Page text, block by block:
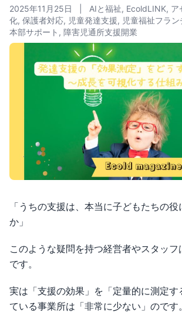
2025年11月25日 AIと福祉, EcoldLINK, ア
化, 保護者対応, 児童発達支援, 児童福祉フラ
本部サポート , 障害児通所支援開業
「うちの支援は、本当に子どもたちの
か」
このような疑問を持つ経営者やスタッ
です。
実は「支援の効果」を「定量的に測定す
ている事業所は「非常に少ない」のです。